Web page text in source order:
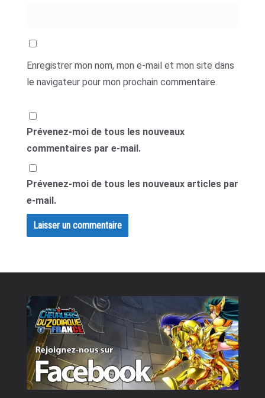
Enregistrer mon nom, mon e-mail et mon site dans
le navigateur pour mon prochain commentaire.
Prévenez-moi de tous les nouveaux
commentaires par e-mail.
Prévenez-moi de tous les nouveaux articles par
e-mail.